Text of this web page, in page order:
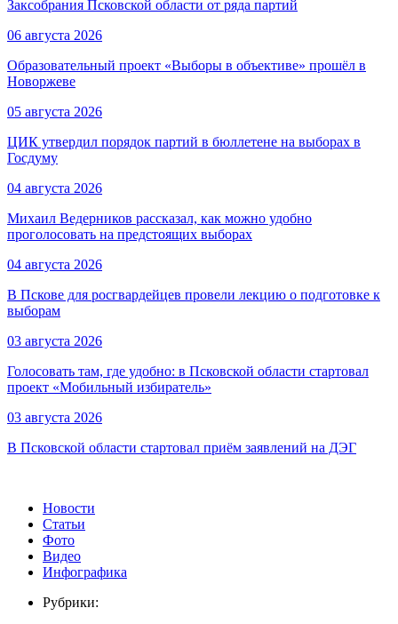
Заксобрания Псковской области от ряда партий
06 августа 2026
Образовательный проект «Выборы в объективе» прошёл в
Новоржеве
05 августа 2026
ЦИК утвердил порядок партий в бюллетене на выборах в
Госдуму
04 августа 2026
Михаил Ведерников рассказал, как можно удобно
проголосовать на предстоящих выборах
04 августа 2026
В Пскове для росгвардейцев провели лекцию о подготовке к
выборам
03 августа 2026
Голосовать там, где удобно: в Псковской области стартовал
проект «Мобильный избиратель»
03 августа 2026
В Псковской области стартовал приём заявлений на ДЭГ
Новости
Статьи
Фото
Видео
Инфографика
Рубрики: